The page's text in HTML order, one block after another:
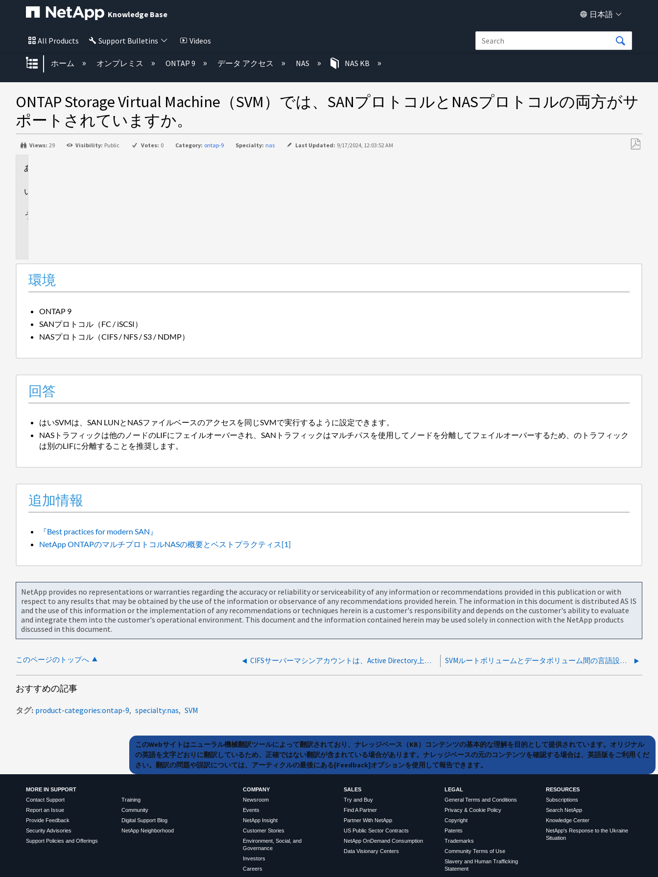
Knowledge Base 日本語
All Products Support Bulletins Videos
グローバル階層を展開/折りたたむ
ホーム オンプレミス ONTAP 9 データ アクセス NAS NAS KB
ONTAP Storage Virtual Machine（SVM）では、SANプロトコルとNASプロトコルの両方がサ
ポートされていますか。
Views: 29 Visibility: Public Votes: 0 Category: ontap-9 Specialty: nas Last Updated: 9/17/2024, 12:03:52 AM
環境
ONTAP 9
SANプロトコル（FC / iSCSI）
NASプロトコル（CIFS / NFS / S3 / NDMP）
回答
はいSVMは、SAN LUNとNASファイルベースのアクセスを同じSVMで実行するように設定できます。
NASトラフィックは他のノードのLIFにフェイルオーバーされ、SANトラフィックはマルチパスを使用してノードを分離してフェイルオーバーするため、のトラフィック
は別のLIFに分離することを推奨します。
追加情報
『Best practices for modern SAN』
NetApp ONTAPのマルチプロトコルNASの概要とベストプラクティス [1]
NetApp provides no representations or warranties regarding the accuracy or reliability or serviceability of any information or recommendations provided in this publication or with
respect to any results that may be obtained by the use of the information or observance of any recommendations provided herein. The information in this document is distributed AS IS
and the use of this information or the implementation of any recommendations or techniques herein is a customer's responsibility and depends on the customer's ability to evaluate
and integrate them into the customer's operational environment. This document and the information contained herein may be used solely in connection with the NetApp products
discussed in this document.
このページのトップへ CIFSサーバーマシンアカウントは、Active Directory上で委任信頼を必要としますか？ SVMルートボリュームとデータボリューム間の言語設定の違いは、ONTAPにおけるデータアクセスに影響しますか？
おすすめの記事
タグ product-categories:ontap-9 specialty:nas SVM
このWebサイトはニューラル機械翻訳ツールによって翻訳されており、ナレッジベース（KB）コンテンツの基本的な理解を目的として提供されています。オリジナル
の英語を文字どおりに翻訳しているため、正確ではない翻訳が含まれている場合があります。ナレッジベースの元のコンテンツを確認する場合は、英語版をご利用くだ
さい。翻訳の問題や誤訳については、アーティクルの最後にある[Feedback]オプションを使用して報告できます。
MORE IN SUPPORT
Contact Support
Report an Issue
Provide Feedback
Security Advisories
Support Policies and Offerings
Training
Community
Digital Support Blog
NetApp Neighborhood
COMPANY
Newsroom
Events
NetApp Insight
Customer Stories
Environment, Social, and
Governance
Investors
Careers
SALES
Try and Buy
Find A Partner
Partner With NetApp
US Public Sector Contracts
NetApp OnDemand Consumption
Data Visionary Centers
LEGAL
General Terms and Conditions
Privacy & Cookie Policy
Copyright
Patents
Trademarks
Community Terms of Use
Slavery and Human Trafficking
Statement
RESOURCES
Subscriptions
Search NetApp
Knowledge Center
NetApp's Response to the Ukraine
Situation